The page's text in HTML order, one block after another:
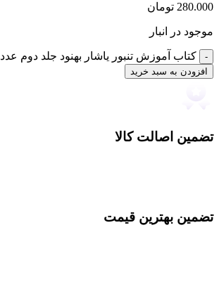
280.000 تومان
موجود در انبار
کتاب آموزش تنبور یاشار بهنود جلد دوم عدد
افزودن به سبد خرید
تضمین اصالت کالا
تضمین بهترین قیمت